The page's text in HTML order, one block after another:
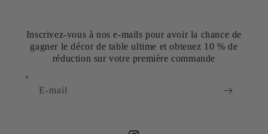
Inscrivez-vous à nos e-mails pour avoir la chance de
gagner le décor de table ultime et obtenez 10 % de
réduction sur votre première commande
E-mail